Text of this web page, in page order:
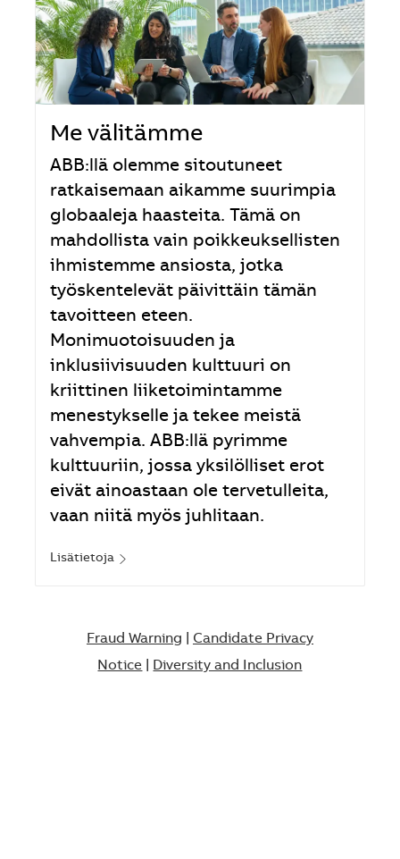
Me välitämme
ABB:llä olemme sitoutuneet
ratkaisemaan aikamme suurimpia
globaaleja haasteita. Tämä on
mahdollista vain poikkeuksellisten
ihmistemme ansiosta, jotka
työskentelevät päivittäin tämän
tavoitteen eteen.
Monimuotoisuuden ja
inklusiivisuuden kulttuuri on
kriittinen liiketoimintamme
menestykselle ja tekee meistä
vahvempia. ABB:llä pyrimme
kulttuuriin, jossa yksilölliset erot
eivät ainoastaan ole tervetulleita,
vaan niitä myös juhlitaan.
Lisätietoja
Fraud Warning
Candidate Privacy
Notice
Diversity and Inclusion​​​​​​​